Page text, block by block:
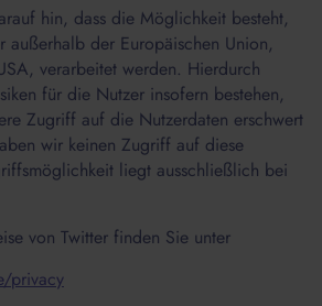
hin, dass die Möglichkeit besteht,
außerhalb der Europäischen Union,
verarbeitet werden. Hierdurch
für die Nutzer insofern bestehen,
Zugriff auf die Nutzerdaten erschwert
wir keinen Zugriff auf diese
liegt ausschließlich bei
von Twitter finden Sie unter
privacy